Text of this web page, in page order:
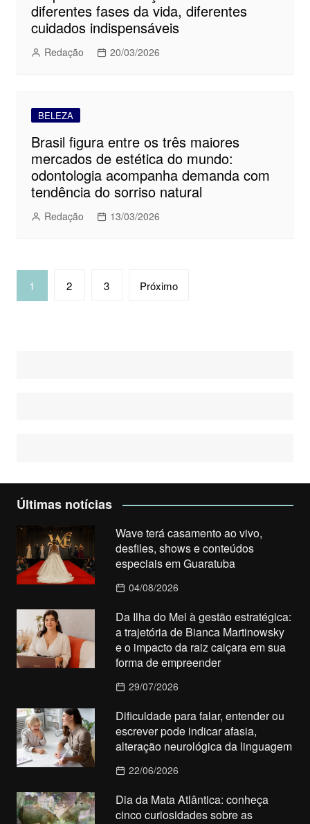
diferentes fases da vida, diferentes
cuidados indispensáveis
Redação 20/03/2026
BELEZA
Brasil figura entre os três maiores
mercados de estética do mundo:
odontologia acompanha demanda com
tendência do sorriso natural
Redação 13/03/2026
Navegação
por
1 2 3 Próximo
Últimas notícias
Wave terá casamento ao vivo,
desfiles, shows e conteúdos
especiais em Guaratuba
04/08/2026
Da Ilha do Mel à gestão estratégica:
a trajetória de Bianca Martinowsky
e o impacto da raiz caiçara em sua
forma de empreender
29/07/2026
Dificuldade para falar, entender ou
escrever pode indicar afasia,
alteração neurológica da linguagem
22/06/2026
Dia da Mata Atlântica: conheça
cinco curiosidades sobre as